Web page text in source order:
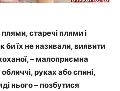
старечі плями і
би їх не називали, виявити
– малоприємна
руках або спині,
нього – позбутися